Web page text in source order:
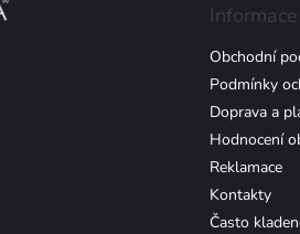
Obchodní
Podmínky
Doprava a
Hodnocení
Reklamace
Kontakty
Často